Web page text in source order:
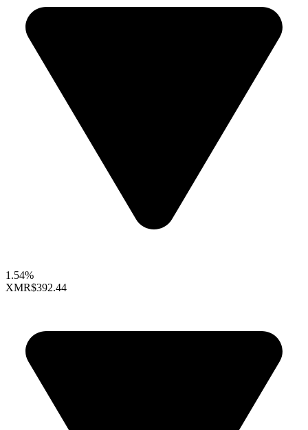
1.54%
XMR$392.44